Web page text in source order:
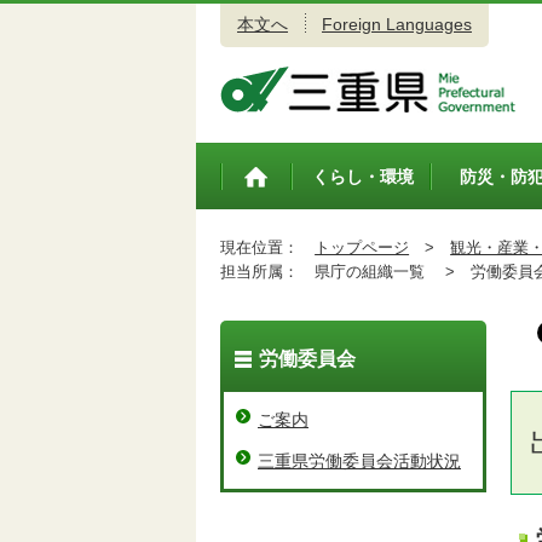
本文へ Foreign Languages
トップペ
くらし・環境 防災・防
現在位置： トップページ >
観光・産業
担当所属：
県庁の組織一覧 > 労働委
労働委員会
ご案内
三重県労働委員会活動状況